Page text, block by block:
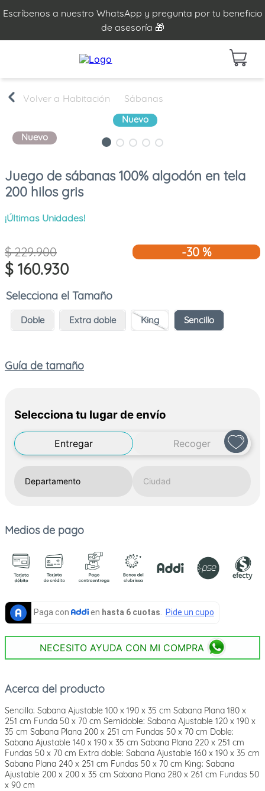
Escríbenos a nuestro WhatsApp y pregunta por tu beneficio
de asesoría 🎁
Habitación Sábanas
Nuevo
Nuevo
Juego de sábanas 100% algodón en tela
200 hilos gris
¡Últimas Unidades!
$ 229.900
$ 160.930
-30 %
Tamaño
Doble Extra doble King Sencillo
Guía de tamaño
Selecciona tu lugar de envío
Entregar Recoger
Medios de pago
NECESITO AYUDA CON MI COMPRA
Acerca del producto
Sencillo: Sabana Ajustable 100 x 190 x 35 cm Sabana Plana 180 x
251 cm Funda 50 x 70 cm Semidoble: Sabana Ajustable 120 x 190 x
35 cm Sabana Plana 200 x 251 cm Fundas 50 x 70 cm Doble:
Sabana Ajustable 140 x 190 x 35 cm Sabana Plana 220 x 251 cm
Fundas 50 x 70 cm Extra doble: Sabana Ajustable 160 x 190 x 35 cm
Sabana Plana 240 x 251 cm Fundas 50 x 70 cm King: Sabana
Ajustable 200 x 200 x 35 cm Sabana Plana 280 x 261 cm Fundas 50
x 90 cm